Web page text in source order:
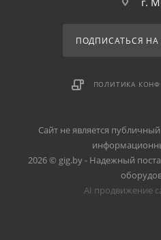
ПОДПИСАТЬСЯ НА
ПОЛИТИКА
Сайт не является
2026 © gig.by - Надежный
AI продвижение